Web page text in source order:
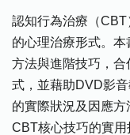
認知行為治療（
的心理治療形式。
方法與進階技巧，合
式，並藉助DVD影
的實際狀況及因應
CBT核心技巧的實用